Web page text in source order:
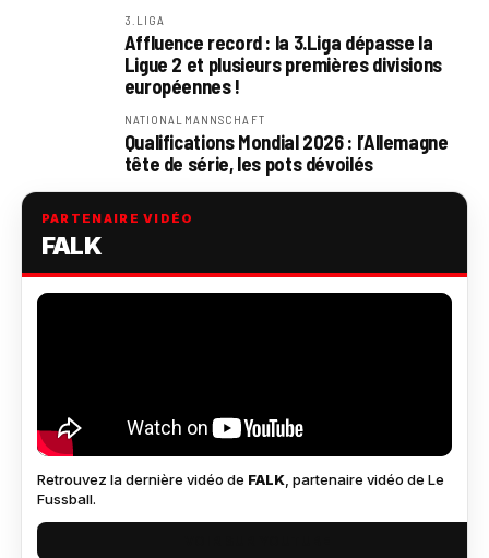
3.LIGA
Affluence record : la 3.Liga dépasse la
Ligue 2 et plusieurs premières divisions
européennes !
NATIONALMANNSCHAFT
Qualifications Mondial 2026 : l’Allemagne
tête de série, les pots dévoilés
PARTENAIRE VIDÉO
FALK
Retrouvez la dernière vidéo de FALK, partenaire vidéo de Le
Fussball.